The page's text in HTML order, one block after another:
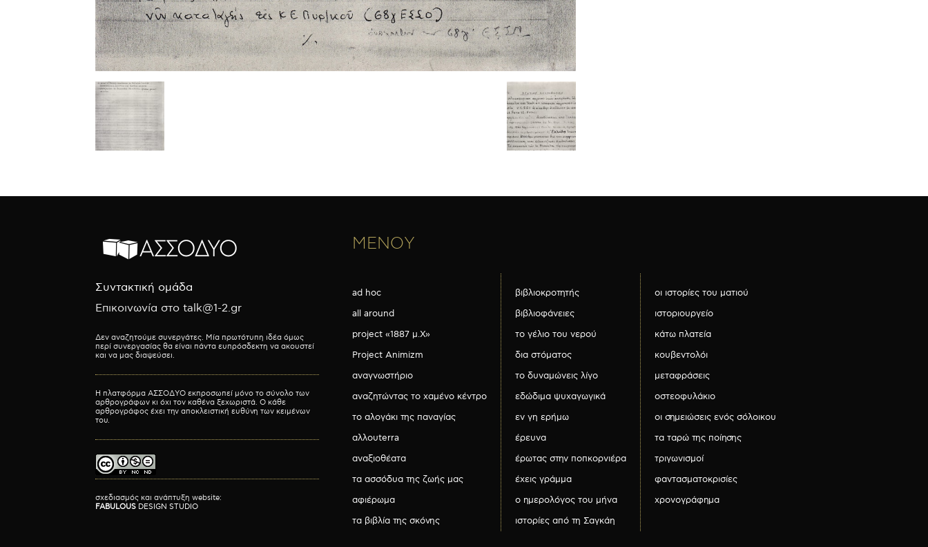
Συντακτική ομάδα
Επικοινωνία στο talk@1-2.gr
Δεν αναζητούμε συνεργάτες. Μία πρωτότυπη ιδέα όμως
περί συνεργασίας θα είναι πάντα ευπρόσδεκτη να ακουστεί
και να μας διαψεύσει.
Η πλατφόρμα ΑΣΣΟΔΥΟ εκπροσωπεί μόνο το σύνολο των
αρθρογράφων κι όχι τον καθένα ξεχωριστά. Ο κάθε
αρθρογράφος έχει την αποκλειστική ευθύνη των κειμένων
του.
σχεδιασμός και ανάπτυξη website:
FABULOUS DESIGN STUDIO
ΜΕΝΟΥ
ad hoc
all around
project «1887 μ.Χ»
Project Animizm
αναγνωστήριο
αναζητώντας το χαμένο κέντρο
το αλογάκι της παναγίας
αλλουterra
αναξιοθέατα
τα ασσόδυα της ζωής μας
αφιέρωμα
τα βιβλία της σκόνης
βιβλιοκροτητής
βιβλιοφάνειες
το γέλιο του νερού
δια στόματος
το δυναμώνεις λίγο
εδώδιμα ψυχαγωγικά
εν γη ερήμω
έρευνα
έρωτας στην ποπκορνιέρα
έχεις γράμμα
ο ημερολόγος του μήνα
ιστορίες από τη Σαγκάη
οι ιστορίες του ματιού
ιστοριουργείο
κάτω πλατεία
κουβεντολόι
μεταφράσεις
οστεοφυλάκιο
οι σημειώσεις ενός σόλοικου
τα ταρώ της ποίησης
τριγωνισμοί
φαντασματοκρισίες
χρονογράφημα